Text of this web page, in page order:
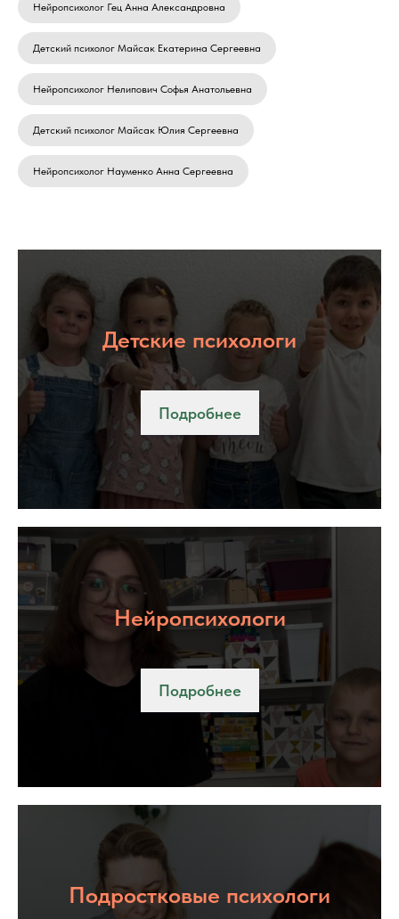
Нейропсихолог Гец Анна Александровна
Детский психолог Майсак Екатерина Сергеевна
Нейропсихолог Нелипович Софья Анатольевна
Детский психолог Майсак Юлия Сергеевна
Нейропсихолог Науменко Анна Сергеевна
Детские психологи
Подробнее
Нейропсихологи
Подробнее
Подростковые психологи